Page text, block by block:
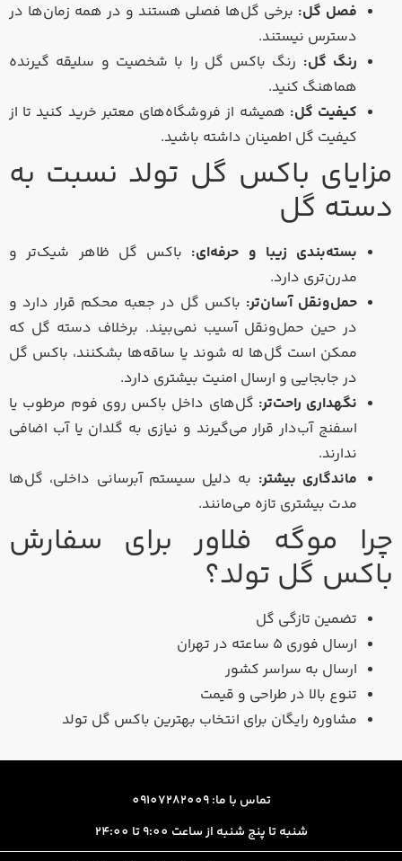
فصل گل: برخی گل‌ها فصلی هستند و در همه زمان‌ها در
دسترس نیستند.
رنگ گل: رنگ باکس گل را با شخصیت و سلیقه گیرنده
هماهنگ کنید.
کیفیت گل: همیشه از فروشگاه‌های معتبر خرید کنید تا از
کیفیت گل اطمینان داشته باشید.
مزایای باکس گل تولد نسبت به
دسته گل
بسته‌بندی زیبا و حرفه‌ای: باکس گل ظاهر شیک‌تر و
مدرن‌تری دارد.
حمل‌ونقل آسان‌تر: باکس گل در جعبه محکم قرار دارد و
در حین حمل‌ونقل آسیب نمی‌بیند. برخلاف دسته گل که
ممکن است گل‌ها له شوند یا ساقه‌ها بشکنند، باکس گل
در جابجایی و ارسال امنیت بیشتری دارد.
نگهداری راحت‌تر: گل‌های داخل باکس روی فوم مرطوب یا
اسفنج آب‌دار قرار می‌گیرند و نیازی به گلدان یا آب اضافی
ندارند.
ماندگاری بیشتر: به دلیل سیستم آبرسانی داخلی، گل‌ها
مدت بیشتری تازه می‌مانند.
چرا موگه فلاور برای سفارش
باکس گل تولد؟
تضمین تازگی گل
ارسال فوری ۵ ساعته در تهران
ارسال به سراسر کشور
تنوع بالا در طراحی و قیمت
مشاوره رایگان برای انتخاب بهترین باکس گل تولد
تماس با ما: 09107282009
شنبه تا پنج شنبه از ساعت 9:00 تا 24:00